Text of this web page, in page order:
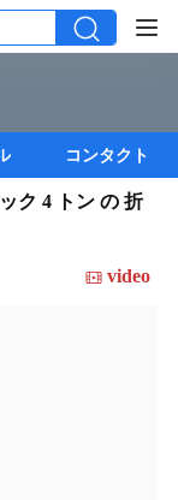
コンタクト
ク 4 トン の 折
video